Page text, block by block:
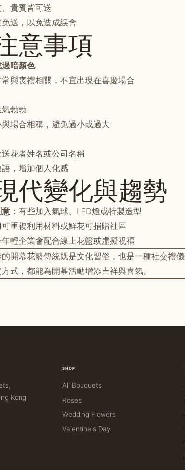
貴賓皆可送
送，以免造成誤會
意事項
暗顏色
與喪禮相關，不宜出現在喜慶場合
勃勃
場合相稱，避免過小或過大
花者姓名或公司名稱
，增加個人化感
代變化與趨勢
意 ：有些加入氣球、LED燈或特製造型
可重複利用材料或鮮花可捐贈社區
年輕企業會配合線上花籃或虛擬祝福
開幕花籃傳統既是文化習俗，也是一種社交禮
式，都能為開幕活動增添吉祥與喜氣。
Kong
SHOP
All Bouquets
Roses
Wedding Flowers
Valentine's Day